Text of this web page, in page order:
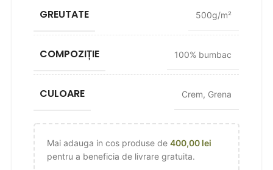
GREUTATE 500g/m²
COMPOZIȚIE 100% bumbac
CULOARE Crem, Grena
Mai adauga in cos produse de 400,00 lei
pentru a beneficia de livrare gratuita.